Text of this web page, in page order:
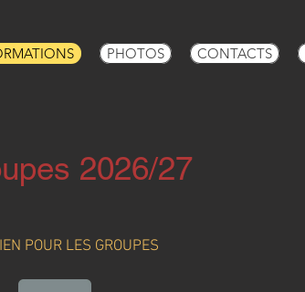
PHOTOS CONTACTS
2026/27
POUR LES GROUPES